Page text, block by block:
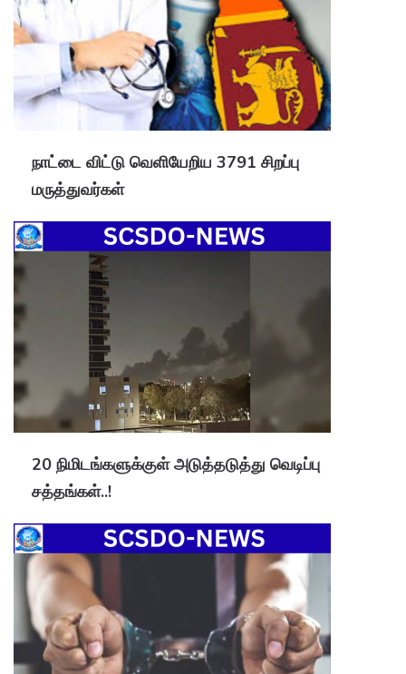
நாட்டை விட்டு வெளியேறிய 3791 சிறப்பு
மருத்துவர்கள்
20 நிமிடங்களுக்குள் அடுத்தடுத்து வெடிப்பு
சத்தங்கள்..!